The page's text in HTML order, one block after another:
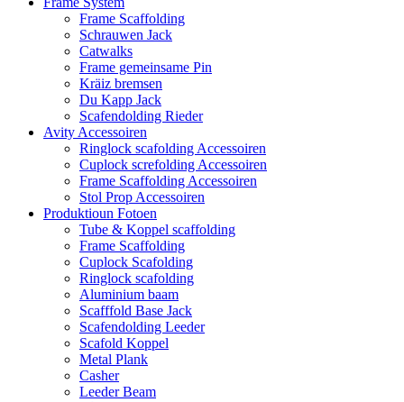
Frame Scaffolding
Schrauwen Jack
Catwalks
Frame gemeinsame Pin
Kräiz bremsen
Du Kapp Jack
Scafendolding Rieder
Avity Accessoiren
Ringlock scafolding Accessoiren
Cuplock screfolding Accessoiren
Frame Scaffolding Accessoiren
Stol Prop Accessoiren
Produktioun Fotoen
Tube & Koppel scaffolding
Frame Scaffolding
Cuplock Scafolding
Ringlock scafolding
Aluminium baam
Scafffold Base Jack
Scafendolding Leeder
Scafold Koppel
Metal Plank
Casher
Leeder Beam